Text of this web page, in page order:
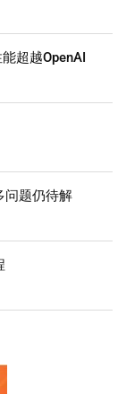
超越OpenAI
问题仍待解